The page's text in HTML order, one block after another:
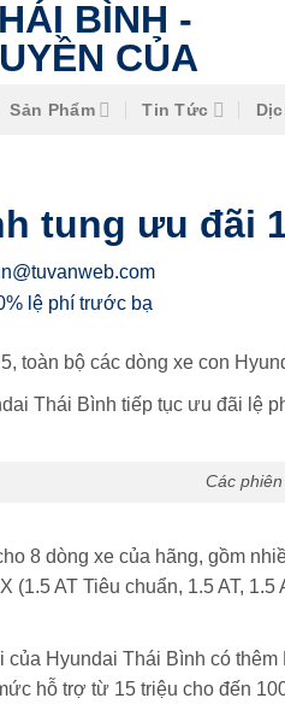
Sản Phẩm Tin Tức
tung ưu đãi
toàn bộ các dòng xe con
Thái Bình tiếp tục ưu đãi lệ
Các
8 dòng xe của hãng, gồm
(1.5 AT Tiêu chuẩn, 1.5 AT,
Hyundai Thái Bình có
hỗ trợ từ 15 triệu cho đến